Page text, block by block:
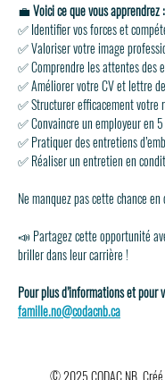
💼 Voici ce que vous apprendrez :
✅ Identifier vos forces et
✅ Valoriser votre image
✅ Comprendre les attentes des
✅ Améliorer votre CV et lettre
✅ Structurer efficacement votre
✅ Convaincre un employeur en
✅ Pratiquer des entretiens
✅ Réaliser un entretien en
Ne manquez pas cette chance
📣 Partagez cette opportunité
briller dans leur carrière !
Pour plus d’informations et
famille.no@codacnb.ca
© 2025 CODAC NB.